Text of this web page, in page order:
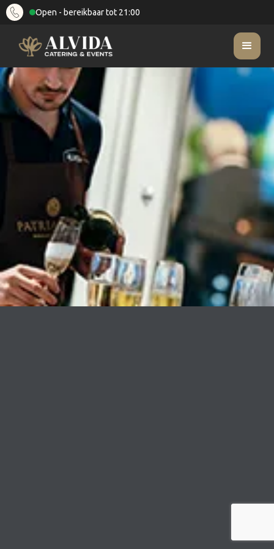
Open - bereikbaar tot 21:00